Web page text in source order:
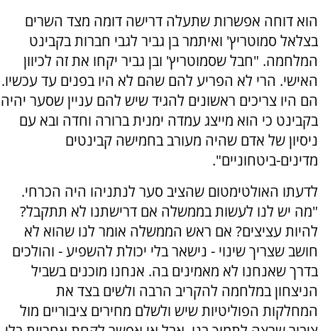
הוא דוחה אפשרות שתעלה דרישה דומה מצד השרים
בצלאל סמוטריץ' ואיתמר בן גביר לגבי חברות בקבינט
המלחמה. "חבל שסמוטריץ' ובן גביר יקחו את זה לכיוון
האישי. הרי לא הפריע להם שהם לא היו בפנים עד עכשיו.
הם היו צריכים ראשונים להגיד שיש להם עניין שסער יהיה
בקבינט כי הוא מייצג עמדה ימנית ברורה וחדה ובא עם
ניסיון של אדם שהיה מעורב בחמישה קבינטים
מדינים-ביטחוניים".
לדעתו האולטימטום שהציב סער לנתניהו היה הכרחי.
"מה יש לנו לעשות בממשלה אם דרישתנו לא תתקבל?
להיות עציצים? אם ראש הממשלה אומר לנו שהוא לא
חושב שצריך שינוי - נישאר בלי יכולת להשפיע - והולכים
בדרך שאנחנו לא מאמינים בה. אנחנו מוכנים בשביל
הניצחון במלחמה להקריב הרבה ולשים בצד את
המחלקות הפוליטיות שיש ולשלם מחירים ציבוריים מול